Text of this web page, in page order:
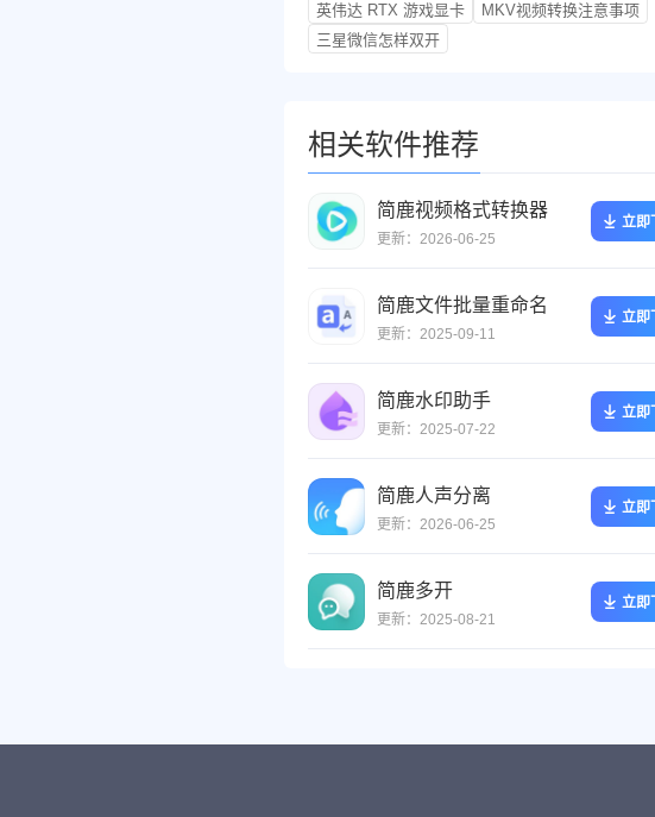
英伟达 RTX 游戏显卡
MKV视频转换注意事项
三星微信怎样双开
相关软件推荐
简鹿视频格式转换器
更新：2026-06-25
立即
简鹿文件批量重命名
更新：2025-09-11
立即
简鹿水印助手
更新：2025-07-22
立即
简鹿人声分离
更新：2026-06-25
立即
简鹿多开
更新：2025-08-21
立即